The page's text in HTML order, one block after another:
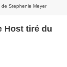
de Stephenie Meyer
Host tiré du